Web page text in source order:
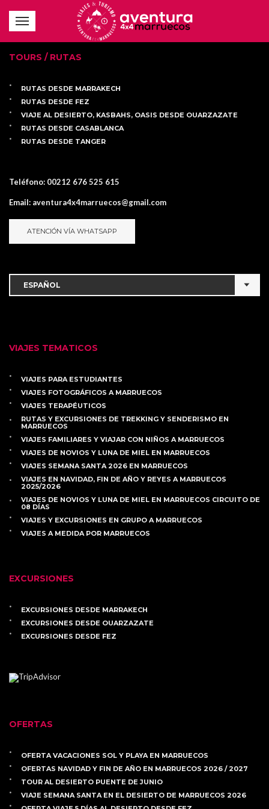
TOURS / RUTAS
RUTAS DESDE MARRAKECH
RUTAS DESDE FEZ
VIAJE AL DESIERTO, KASBAHS, OASIS DESDE OUARZAZATE
RUTAS DESDE CASABLANCA
RUTAS DESDE TANGER
Teléfono: 00212 676 525 615
Email: aventura4x4marruecos@gmail.com
ATENCIÓN VÍA WHATSAPP
VIAJES TEMATICOS
VIAJES PARA ESTUDIANTES
VIAJES FOTOGRÁFICOS A MARRUECOS
VIAJES TERAPÉUTICOS
RUTAS Y EXCURSIONES DE TREKKING Y SENDERISMO EN
MARRUECOS
VIAJES FAMILIARES Y VIAJAR CON NIÑOS A MARRUECOS
VIAJES DE NOVIOS Y LUNA DE MIEL EN MARRUECOS
VIAJES SEMANA SANTA 2026 EN MARRUECOS
VIAJES EN NAVIDAD, FIN DE AÑO Y REYES A MARRUECOS
2025/2026
VIAJES DE NOVIOS Y LUNA DE MIEL EN MARRUECOS CIRCUITO DE
08 DÍAS
VIAJES Y EXCURSIONES EN GRUPO A MARRUECOS
VIAJES A MEDIDA POR MARRUECOS
EXCURSIONES
EXCURSIONES DESDE MARRAKECH
EXCURSIONES DESDE OUARZAZATE
EXCURSIONES DESDE FEZ
OFERTAS
OFERTA VACACIONES SOL Y PLAYA EN MARRUECOS
OFERTAS NAVIDAD Y FIN DE AÑO EN MARRUECOS 2026 / 2027
TOUR AL DESIERTO PUENTE DE JUNIO
VIAJE SEMANA SANTA EN EL DESIERTO DE MARRUECOS 2026